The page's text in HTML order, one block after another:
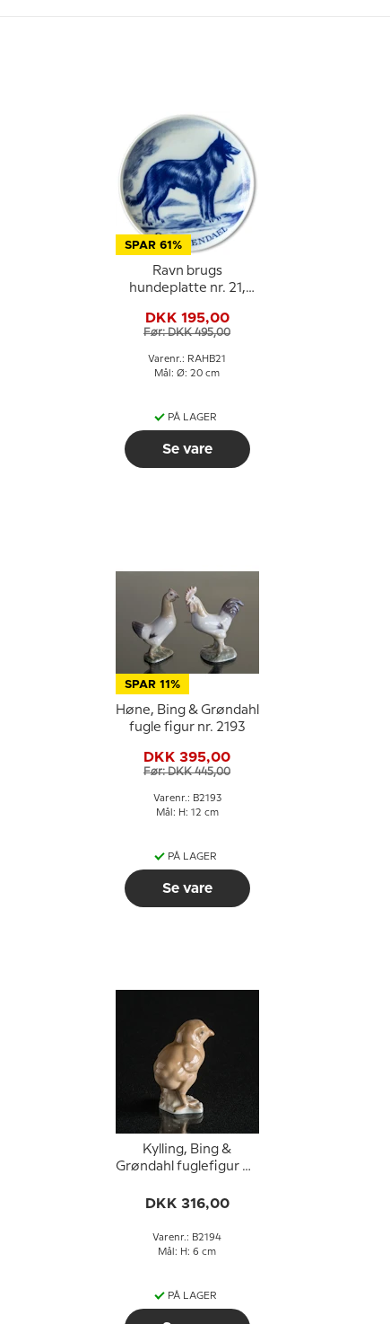
SPAR 61%
Ravn brugs
hundeplatte nr. 21,
hyrdehund)
DKK 195,00
Før: DKK 495,00
Varenr.: RAHB21
Mål: Ø: 20 cm
PÅ LAGER
Se vare
SPAR 11%
Høne, Bing & Grøndahl
fugle figur nr. 2193
DKK 395,00
Før: DKK 445,00
Varenr.: B2193
Mål: H: 12 cm
PÅ LAGER
Se vare
Kylling, Bing &
Grøndahl fuglefigur nr.
DKK 316,00
Varenr.: B2194
Mål: H: 6 cm
PÅ LAGER